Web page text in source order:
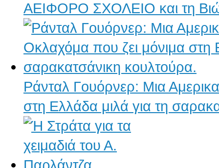
ΑΕΙΦΟΡΟ ΣΧΟΛΕΙΟ και τη
Ράνταλ Γουόρνερ: Μια
στη Ελλάδα μιλά για τη